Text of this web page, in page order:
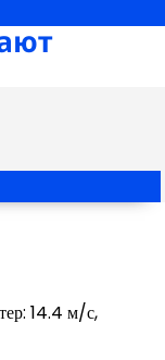
14.4 м/с,